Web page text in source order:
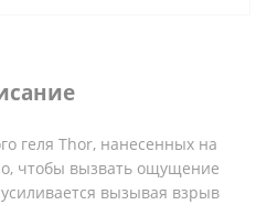
геля Thor, нанесенных на
чтобы вызвать ощущение
вызывая взрыв